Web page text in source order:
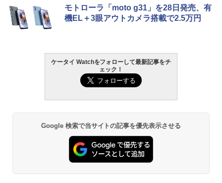
モトローラ「moto g31」を28日発売、有
機EL＋3眼アウトカメラ搭載で2.5万円
ケータイ Watchをフォローして最新記事をチ
ェック！
Google 検索で当サイトの記事を優先表示させる